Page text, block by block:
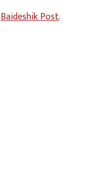
Baideshik Post.